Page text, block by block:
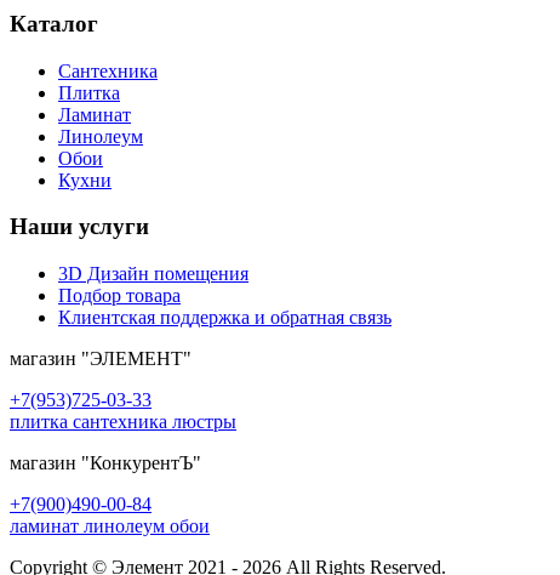
Каталог
Сантехника
Плитка
Ламинат
Линолеум
Обои
Кухни
Наши услуги
3D Дизайн помещения
Подбор товара
Клиентская поддержка и обратная связь
магазин "ЭЛЕМЕНТ"
+7(953)725-03-33
плитка сантехника люстры
магазин "КонкурентЪ"
+7(900)490-00-84
ламинат линолеум обои
Copyright © Элемент 2021 - 2026 All Rights Reserved.